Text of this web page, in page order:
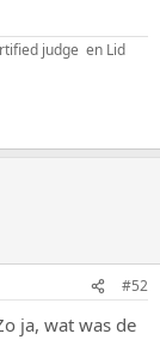
judge en Lid
#52
ja, wat was de